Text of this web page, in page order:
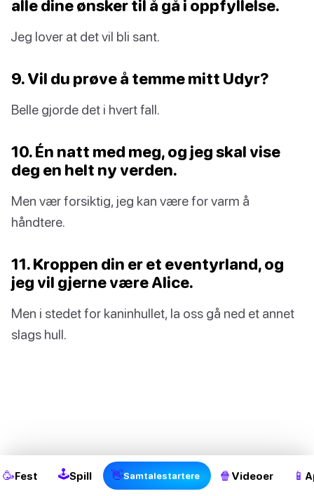
alle dine ønsker til å gå i oppfyllelse.
Jeg lover at det vil bli sant.
9. Vil du prøve å temme mitt Udyr?
Belle gjorde det i hvert fall.
10. Én natt med meg, og jeg skal vise
deg en helt ny verden.
Men vær forsiktig, jeg kan være for varm å
håndtere.
11. Kroppen din er et eventyrland, og
jeg vil gjerne være Alice.
Men i stedet for kaninhullet, la oss gå ned et annet
slags hull.
🥳Fest 🕹Spill 👋Samtalestartere 🍿 Videoer 📱